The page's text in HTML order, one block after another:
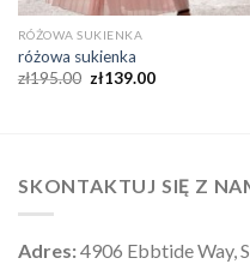
RÓŻOWA SUKIENKA
różowa sukienka
zł195.00 zł139.00
SKONTAKTUJ SIĘ Z
Adres:4906 Ebbtide Way,